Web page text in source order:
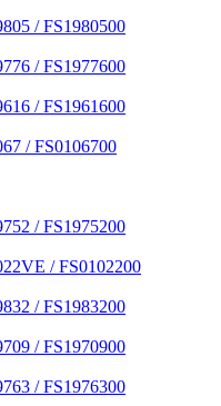
/ FS1980500
/ FS1977600
/ FS1961600
/ FS0106700
/ FS1975200
/ FS0102200
/ FS1983200
/ FS1970900
/ FS1976300